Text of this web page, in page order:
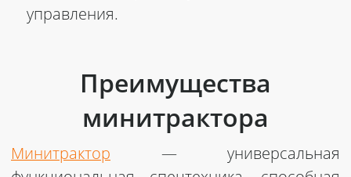
управления.
Преимущества
минитрактора
Минитрактор — универсальная